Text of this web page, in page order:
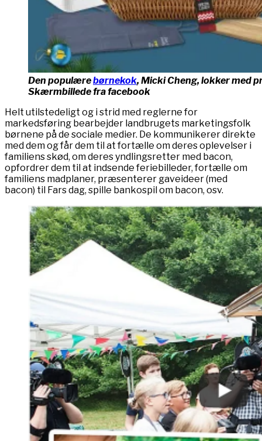
Den populærebørnekok, Micki Cheng, lokker med
Skærmbillede fra facebook
Helt utilstedeligt og i strid med reglerne for
markedsføring bearbejder landbrugets marketingsfolk
børnene på de sociale medier. De kommunikerer direkte
med dem og får dem til at fortælle om deres oplevelser i
familiens skød, om deres yndlingsretter med bacon,
opfordrer dem til at indsende feriebilleder, fortælle om
familiens madplaner, præsenterer gaveideer (med
bacon) til Fars dag, spille bankospil om bacon, osv.